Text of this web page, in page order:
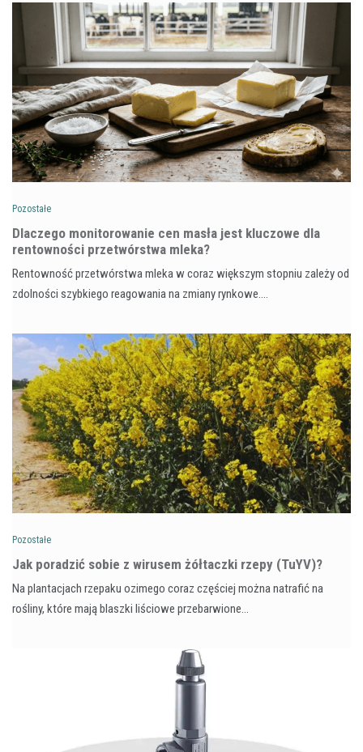
Pozostałe
Dlaczego monitorowanie cen masła jest kluczowe dla
rentowności przetwórstwa mleka?
Rentowność przetwórstwa mleka w coraz większym stopniu zależy od
zdolności szybkiego reagowania na zmiany rynkowe.…
Pozostałe
​Jak poradzić sobie z wirusem żółtaczki rzepy (TuYV)?
Na plantacjach rzepaku ozimego coraz częściej można natrafić na
rośliny, które mają blaszki liściowe przebarwione…